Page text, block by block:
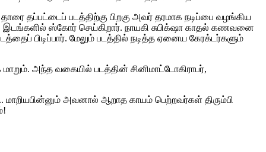
தப்பட்டைப் படத்திற்கு பிறகு அவர் தரமாக நடிப்பை வழங்கிய
இடங்களில் ஸ்கோர் செய்கிறார். நாயகி சுபிக்‌ஷா காதல் கணவனை
பிடிப்பார். மேலும் படத்தில் நடித்த ஏனைய கேரக்டர்களும்
அந்த வகையில் படத்தின் சினிமாட்டோகிராபர்,
அவனால் ஆறாத காயம் பெற்றவர்கள் திரும்பி